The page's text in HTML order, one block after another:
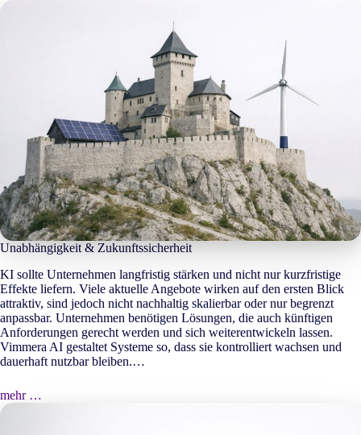
Unabhängigkeit & Zukunftssicherheit
KI sollte Unternehmen langfristig stärken und nicht nur kurzfristige
Effekte liefern. Viele aktuelle Angebote wirken auf den ersten Blick
attraktiv, sind jedoch nicht nachhaltig skalierbar oder nur begrenzt
anpassbar. Unternehmen benötigen Lösungen, die auch künftigen
Anforderungen gerecht werden und sich weiterentwickeln lassen.
Vimmera AI gestaltet Systeme so, dass sie kontrolliert wachsen und
dauerhaft nutzbar bleiben.…
mehr …